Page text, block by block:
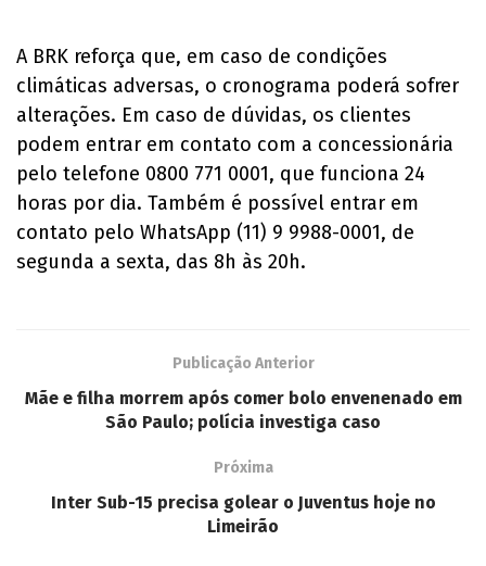
A BRK reforça que, em caso de condições
climáticas adversas, o cronograma poderá sofrer
alterações. Em caso de dúvidas, os clientes
podem entrar em contato com a concessionária
pelo telefone 0800 771 0001, que funciona 24
horas por dia. Também é possível entrar em
contato pelo WhatsApp (11) 9 9988-0001, de
segunda a sexta, das 8h às 20h.
Publicação Anterior
Mãe e filha morrem após comer bolo envenenado em
São Paulo; polícia investiga caso
Próxima
Inter Sub-15 precisa golear o Juventus hoje no
Limeirão